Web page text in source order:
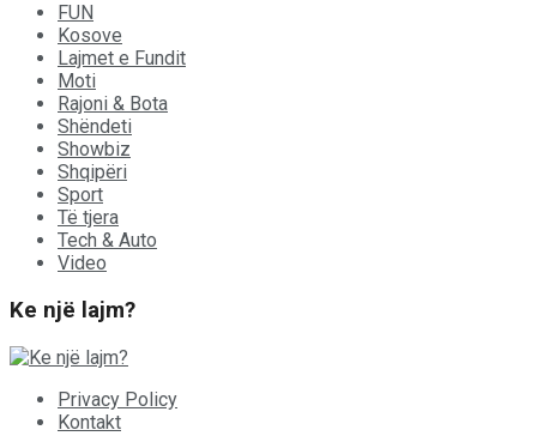
FUN
Kosove
Lajmet e Fundit
Moti
Rajoni & Bota
Shëndeti
Showbiz
Shqipëri
Sport
Të tjera
Tech & Auto
Video
Ke një lajm?
Privacy Policy
Kontakt